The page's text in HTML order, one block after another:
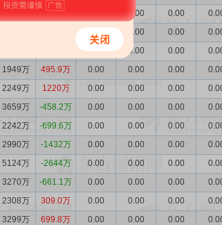
-289.5万 0.00 0.00
0.00 0.00 0.00
0.00 0.00 0.00
1949万 495.9万 0.00 0.00 0.00
2249万 1220万 0.00 0.00 0.00
3659万 -458.2万 0.00 0.00 0.00
2242万 -699.6万 0.00 0.00 0.00
2990万 -1432万 0.00 0.00 0.00
5124万 -2644万 0.00 0.00 0.00
3270万 -661.1万 0.00 0.00 0.00
2308万 309.0万 0.00 0.00 0.00
3299万 699.8万 0.00 0.00 0.00